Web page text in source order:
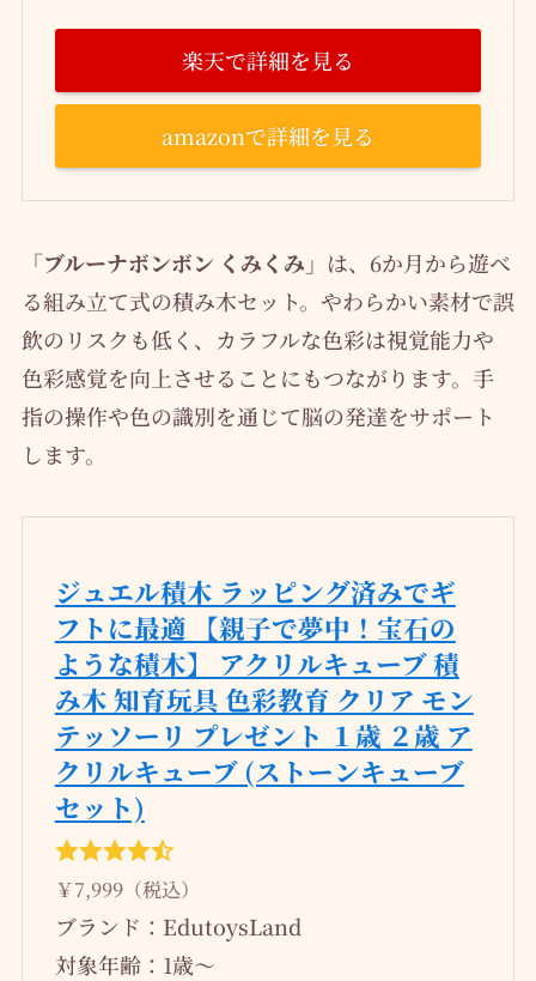
楽天で詳細を見る
amazonで詳細を見る
「ブルーナボンボン くみくみ」 は、6か月から遊べ
る組み立て式の積み木セット。やわらかい素材で誤
飲のリスクも低く、カラフルな色彩は視覚能力や
色彩感覚を向上させることにもつながります。手
指の操作や色の識別を通じて脳の発達をサポート
します。
ジュエル積木 ラッピング済みでギ
フトに最適 【親子で夢中！宝石の
ような積木】 アクリルキューブ 積
み木 知育玩具 色彩教育 クリア モン
テッソーリ プレゼント １歳 ２歳 ア
クリルキューブ (ストーンキューブ
セット)
￥7,999（税込）
ブランド：EdutoysLand
対象年齢：1歳～